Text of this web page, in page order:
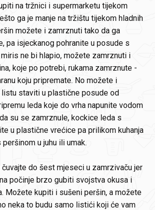
na tržnici i supermarketu tijekom
ga je manje na tržištu tijekom hladnih
možete i zamrznuti tako da ga
pa isjeckanog pohranite u posude s
ne bi hlapio, možete zamrznuti i
koje po potrebi, rukama zamrznute -
koju pripremate. No možete i
listu staviti u plastične posude od
leda koje do vrha napunite vodom
su se zamrznule, kockice leda s
u plastične vrećice pa prilikom kuhanja
u juhu ili umak.
do šest mjeseci u zamrzivaču jer
počinje brzo gubiti svojstva okusa i
Možete kupiti i sušeni peršin, a možete
neka to budu samo listići koji će vam